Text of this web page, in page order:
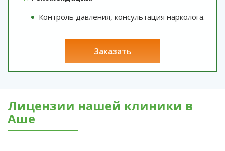
Контроль давления, консультация нарколога.
заказать
Лицензии нашей клиники в
Аше